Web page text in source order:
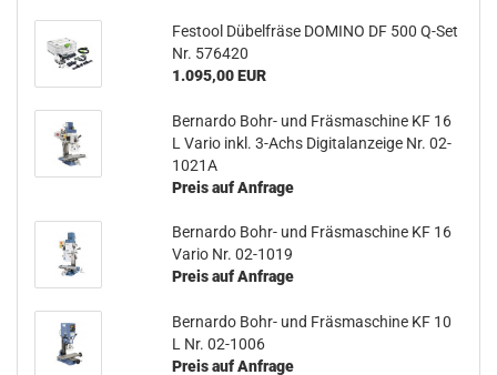
Festool Dübelfräse DOMINO DF 500 Q-Set
Nr. 576420
1.095,00 EUR
Bernardo Bohr- und Fräsmaschine KF 16
L Vario inkl. 3-Achs Digitalanzeige Nr. 02-
1021A
Preis auf Anfrage
Bernardo Bohr- und Fräsmaschine KF 16
Vario Nr. 02-1019
Preis auf Anfrage
Bernardo Bohr- und Fräsmaschine KF 10
L Nr. 02-1006
Preis auf Anfrage